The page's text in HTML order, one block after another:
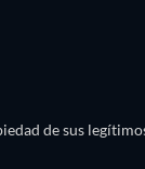
de sus